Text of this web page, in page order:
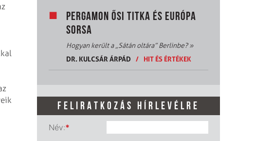
PERGAMON ŐSI TITKA ÉS EURÓPA
SORSA
Hogyan került a „Sátán oltára” Berlinbe?»
DR. KULCSÁR ÁRPÁD
/ HIT ÉS ÉRTÉKEK
FELIRATKOZÁS HÍRLEVÉLRE
Név:*